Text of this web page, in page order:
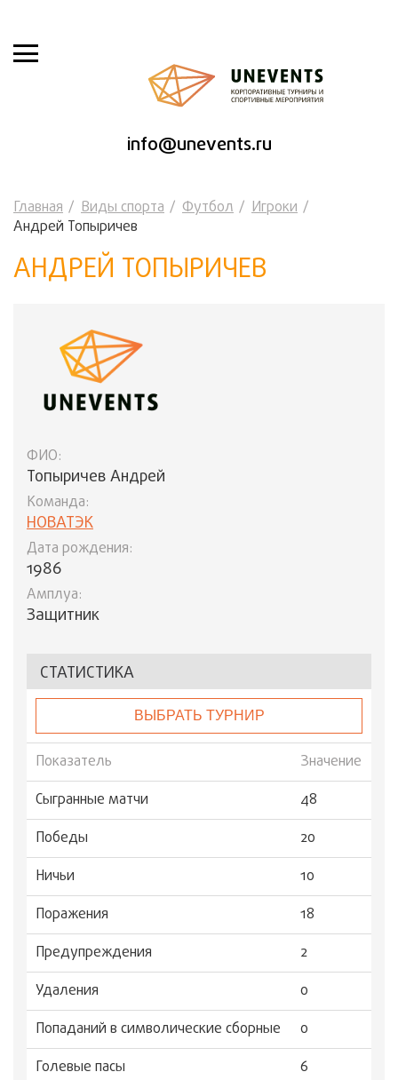
info@unevents.ru
Главная Виды спорта Футбол
Игроки
Андрей Топыричев
АНДРЕЙ ТОПЫРИЧЕВ
ФИО:
Топыричев Андрей
Команда:
НОВАТЭК
Дата рождения:
1986
Амплуа:
Защитник
СТАТИСТИКА
ВЫБРАТЬ ТУРНИР
Показатель
Значение
Сыгранные матчи
48
Победы
20
Ничьи
10
Поражения
18
Предупреждения
2
Удаления
0
Попаданий в символические сборные
0
Голевые пасы
6